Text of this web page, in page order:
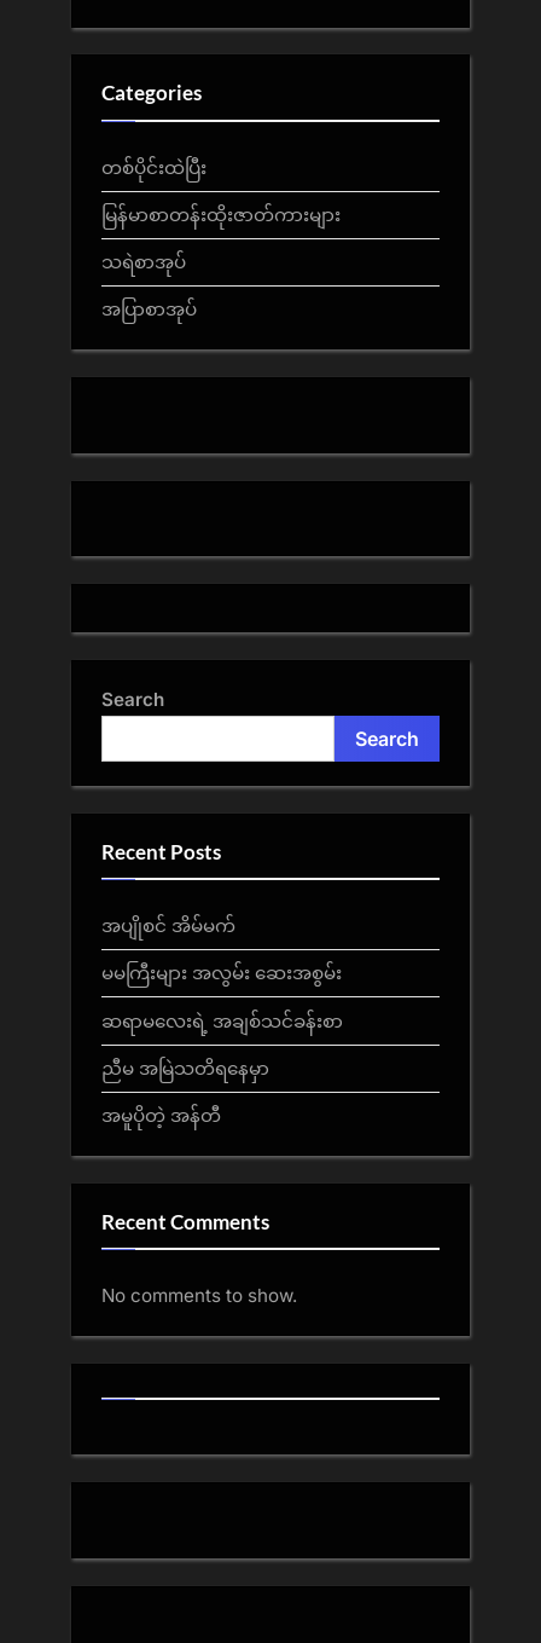
Categories
တစ်ပိုင်းထဲပြီး
မြန်မာစာတန်းထိုးဇာတ်ကားများ
သရဲစာအုပ်
အပြာစာအုပ်
Search
Search
Recent Posts
အပျိုစင် အိမ်မက်
မမကြီးများ အလွမ်း ဆေးအစွမ်း
ဆရာမလေးရဲ့ အချစ်သင်ခန်းစာ
ညီမ အမြဲသတိရနေမှာ
အမူပိုတဲ့ အန်တီ
Recent Comments
No comments to show.